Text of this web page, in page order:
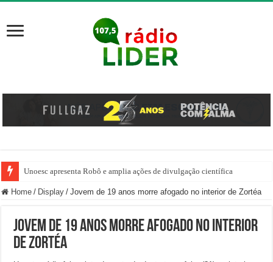
Unoesc apresenta Robô e amplia ações de divulgação científica
Família venezuelana percorre mais de 100 km, paga aluguel adiantado e
Home / Display / Jovem de 19 anos morre afogado no interior de Zortéa
Jovem de 19 anos morre afogado no interior
de Zortéa